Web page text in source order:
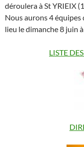
déroulera à St YRIEIX
Nous aurons 4 équipes
lieu le dimanche 8 juin
LISTE